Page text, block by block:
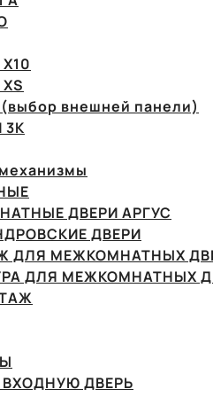
внешней панели)
3К
ДВЕРИ АРГУС
ДВЕРИ
ДЛЯ МЕЖКОМНАТНЫХ
ДЛЯ МЕЖКОМНАТНЫХ
ВХОДНУЮ ДВЕРЬ